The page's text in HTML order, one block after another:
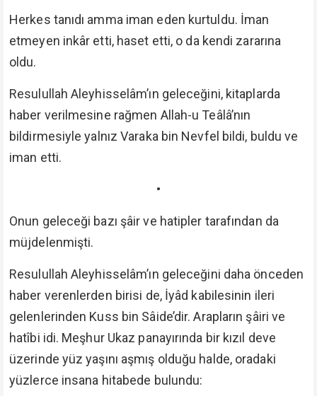
Herkes tanıdı amma iman eden kurtuldu. İman
etmeyen inkâr etti, haset etti, o da kendi zararına
oldu.
Resulullah Aleyhisselâm’ın geleceğini, kitaplarda
haber verilmesine rağmen Allah-u Teâlâ’nın
bildirmesiyle yalnız Varaka bin Nevfel bildi, buldu ve
iman etti.
•
Onun geleceği bazı şâir ve hatipler tarafından da
müjdelenmişti.
Resulullah Aleyhisselâm’ın geleceğini daha önceden
haber verenlerden birisi de, İyâd kabilesinin ileri
gelenlerinden Kuss bin Sâide’dir. Arapların şâiri ve
hatîbi idi. Meşhur Ukaz panayırında bir kızıl deve
üzerinde yüz yaşını aşmış olduğu halde, oradaki
yüzlerce insana hitabede bulundu: